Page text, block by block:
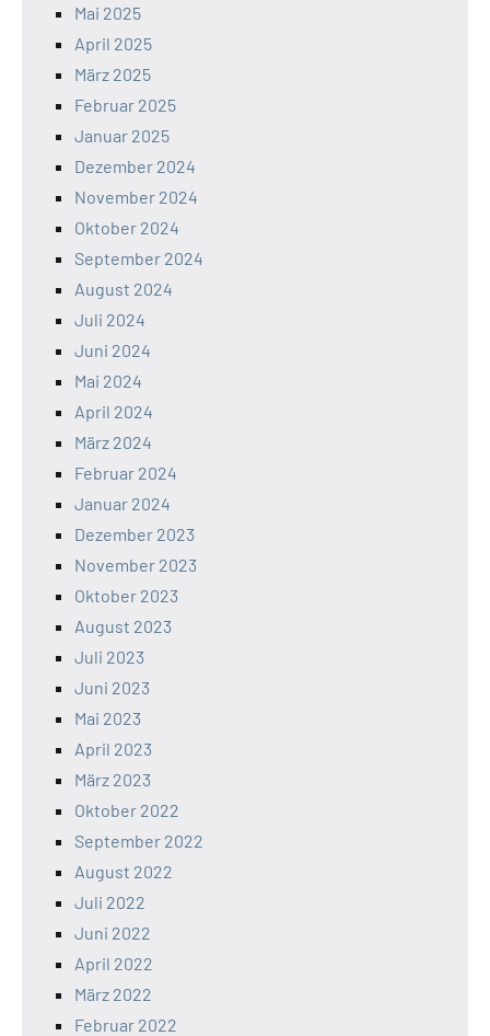
Mai 2025
April 2025
März 2025
Februar 2025
Januar 2025
Dezember 2024
November 2024
Oktober 2024
September 2024
August 2024
Juli 2024
Juni 2024
Mai 2024
April 2024
März 2024
Februar 2024
Januar 2024
Dezember 2023
November 2023
Oktober 2023
August 2023
Juli 2023
Juni 2023
Mai 2023
April 2023
März 2023
Oktober 2022
September 2022
August 2022
Juli 2022
Juni 2022
April 2022
März 2022
Februar 2022